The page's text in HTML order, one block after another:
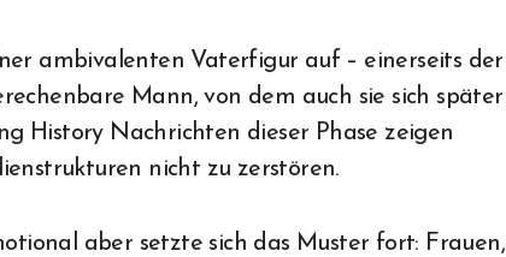
ambivalenten Vaterfigur auf – einerseits der
Mann, von dem auch sie sich später
History Nachrichten dieser Phase zeigen
nicht zu zerstören.
aber setzte sich das Muster fort: Frauen,